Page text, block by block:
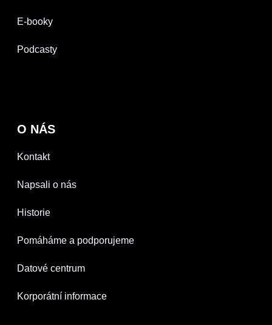
E-booky
Podcasty
O NÁS
Kontakt
Napsali o nás
Historie
Pomáháme a podporujeme
Datové centrum
Korporátní informace